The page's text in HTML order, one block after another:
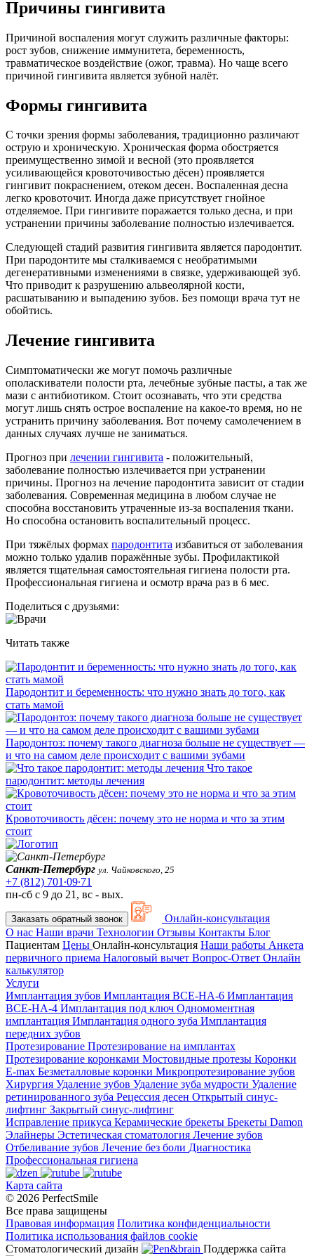
Причины гингивита
Причиной воспаления могут служить различные факторы:
рост зубов, снижение иммунитета, беременность,
травматическое воздействие (ожог, травма). Но чаще всего
причиной гингивита является зубной налёт.
Формы гингивита
С точки зрения формы заболевания, традиционно различают
острую и хроническую. Хроническая форма обостряется
преимущественно зимой и весной (это проявляется
усиливающейся кровоточивостью дёсен) проявляется
гингивит покраснением, отеком десен. Воспаленная десна
легко кровоточит. Иногда даже присутствует гнойное
отделяемое. При гингивите поражается только десна, и при
устранении причины заболевание полностью излечивается.
Следующей стадий развития гингивита является пародонтит.
При пародонтите мы сталкиваемся с необратимыми
дегенеративными изменениями в связке, удерживающей зуб.
Что приводит к разрушению альвеолярной кости,
расшатыванию и выпадению зубов. Без помощи врача тут не
обойтись.
Лечение гингивита
Симптоматически же могут помочь различные
ополаскиватели полости рта, лечебные зубные пасты, а так же
мази с антибиотиком. Стоит осознавать, что эти средства
могут лишь снять острое воспаление на какое-то время, но не
устранить причину заболевания. Вот почему самолечением в
данных случаях лучше не заниматься.
Прогноз при лечении гингивита - положительный,
заболевание полностью излечивается при устранении
причины. Прогноз на лечение пародонтита зависит от стадии
заболевания. Современная медицина в любом случае не
способна восстановить утраченные из-за воспаления ткани.
Но способна остановить воспалительный процесс.
При тяжёлых формах пародонтита избавиться от заболевания
можно только удалив поражённые зубы. Профилактикой
является тщательная самостоятельная гигиена полости рта.
Профессиональная гигиена и осмотр врача раз в 6 мес.
Поделиться с друзьями:
Читать также
Пародонтит и беременность: что нужно знать до того, как
стать мамой
Пародонтоз: почему такого диагноза больше не существует —
и что на самом деле происходит с вашими зубами
Что такое
пародонтит: методы лечения
Кровоточивость дёсен: почему это не норма и что за этим
стоит
Санкт-Петербург ул. Чайковского, 25
+7 (812) 701∙09∙71
пн-сб с 9 до 21, вс - вых.
Заказать обратный звонок
Онлайн-консультация
О нас Наши врачи Технологии Отзывы Контакты Блог
Пациентам Цены Онлайн-консультация Наши работы Анкета
первичного приема Налоговый вычет Вопрос-Ответ Онлайн
калькулятор
Услуги
Имплантация зубов Имплантация ВСЕ-НА-6 Имплантация
ВСЕ-НА-4 Имплантация под ключ Одномоментная
имплантация Имплантация одного зуба Имплантация
передних зубов
Протезирование Протезирование на имплантах
Протезирование коронками Мостовидные протезы Коронки
E-max Безметалловые коронки Микропротезирование зубов
Хирургия Удаление зубов Удаление зуба мудрости Удаление
ретинированного зуба Рецессия десен Открытый синус-
лифтинг Закрытый синус-лифтинг
Исправление прикуса Керамические брекеты Брекеты Damon
Элайнеры Эстетическая стоматология Лечение зубов
Отбеливание зубов Лечение без боли Диагностика
Профессиональная гигиена
Карта сайта
© 2026 PerfectSmile
Все права защищены
Правовая информация Политика конфиденциальности
Политика использования файлов cookie
Стоматологический дизайн
Поддержка сайта